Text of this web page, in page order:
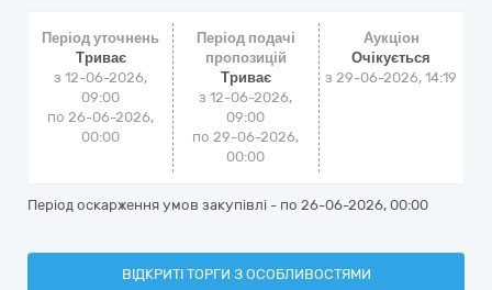
Період уточнень
Триває
з 12-06-2026,
09:00
по 26-06-2026,
00:00
Період подачі
пропозицій
Триває
з 12-06-2026,
09:00
по 29-06-2026,
00:00
Аукціон
Очікується
з29-06-2026, 14:19
Період оскарження умов закупівлі - по 26-06-2026, 00:00
ВІДКРИТІ ТОРГИ З ОСОБЛИВОСТЯМИ